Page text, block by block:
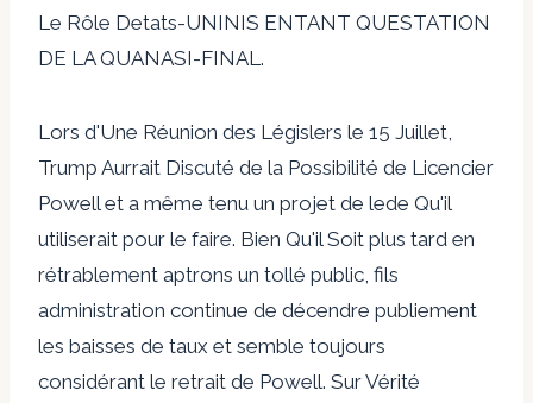
Le Rôle Detats-UNINIS ENTANT QUESTATION
DE LA QUANASI-FINAL.
Lors d'Une Réunion des Législers le 15 Juillet,
Trump Aurrait Discuté de la Possibilité de Licencier
Powell et a même tenu un projet de lede Qu'il
utiliserait pour le faire. Bien Qu'il Soit plus tard en
rétrablement aptrons un tollé public, fils
administration continue de décendre publiement
les baisses de taux et semble toujours
considérant le retrait de Powell. Sur Vérité